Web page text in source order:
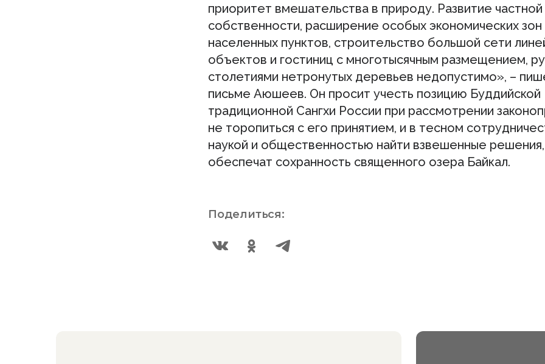
приоритет вмешательства в природу. Развитие частной
собственности, расширение особых экономических зон
населенных пунктов, строительство большой сети
объектов и гостиниц с многотысячным размещением,
столетиями нетронутых деревьев недопустимо», –
письме Аюшеев. Он просит учесть позицию Буддийской
традиционной Сангхи России при рассмотрении
не торопиться с его принятием, и в тесном
наукой и общественностью найти взвешенные
обеспечат сохранность священного озера Байкал.
Поделиться: